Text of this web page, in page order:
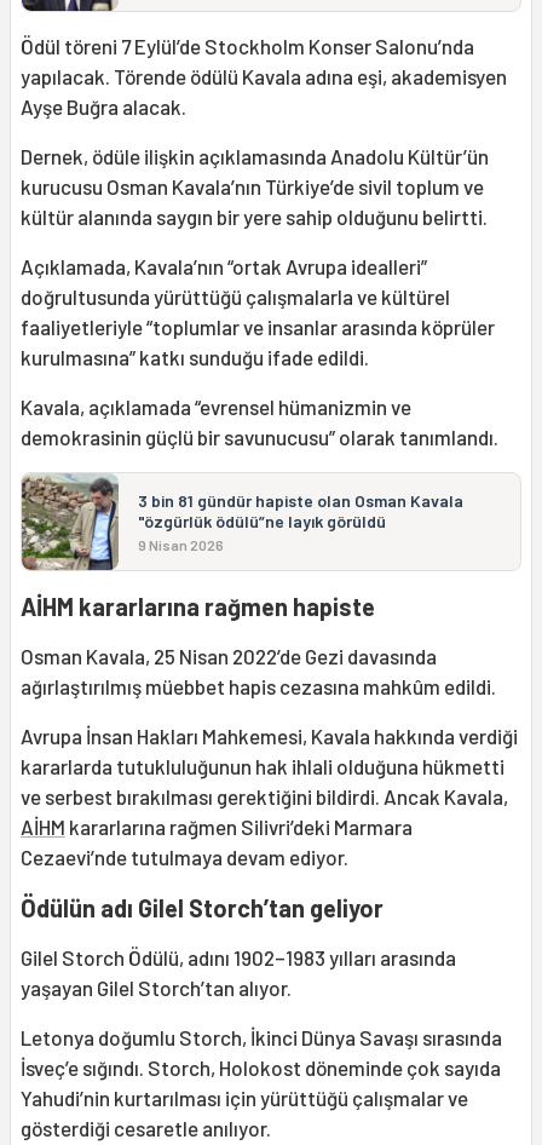
Ödül töreni 7 Eylül’de Stockholm Konser Salonu’nda
yapılacak. Törende ödülü Kavala adına eşi, akademisyen
Ayşe Buğra alacak.
Dernek, ödüle ilişkin açıklamasında Anadolu Kültür’ün
kurucusu Osman Kavala’nın Türkiye’de sivil toplum ve
kültür alanında saygın bir yere sahip olduğunu belirtti.
Açıklamada, Kavala’nın “ortak Avrupa idealleri”
doğrultusunda yürüttüğü çalışmalarla ve kültürel
faaliyetleriyle “toplumlar ve insanlar arasında köprüler
kurulmasına” katkı sunduğu ifade edildi.
Kavala, açıklamada “evrensel hümanizmin ve
demokrasinin güçlü bir savunucusu” olarak tanımlandı.
3 bin 81 gündür hapiste olan Osman Kavala
"özgürlük ödülü”ne layık görüldü
9 Nisan 2026
AİHM kararlarına rağmen hapiste
Osman Kavala, 25 Nisan 2022’de Gezi davasında
ağırlaştırılmış müebbet hapis cezasına mahkûm edildi.
Avrupa İnsan Hakları Mahkemesi, Kavala hakkında verdiği
kararlarda tutukluluğunun hak ihlali olduğuna hükmetti
ve serbest bırakılması gerektiğini bildirdi. Ancak Kavala,
AİHM kararlarına rağmen Silivri’deki Marmara
Cezaevi’nde tutulmaya devam ediyor.
Ödülün adı Gilel Storch’tan geliyor
Gilel Storch Ödülü, adını 1902–1983 yılları arasında
yaşayan Gilel Storch’tan alıyor.
Letonya doğumlu Storch, İkinci Dünya Savaşı sırasında
İsveç’e sığındı. Storch, Holokost döneminde çok sayıda
Yahudi’nin kurtarılması için yürüttüğü çalışmalar ve
gösterdiği cesaretle anılıyor.